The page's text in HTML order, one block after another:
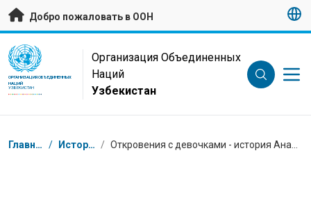
Перейти к основному содержанию
Добро пожаловать в ООН
UN Logo
ОРГАНИЗАЦИЯ ОБЪЕДИНЕННЫХ
НАЦИЙ
УЗБЕКИСТАН
Организация Объединенных
Наций
Узбекистан
Навигационная цепочка
Главная / Истории /